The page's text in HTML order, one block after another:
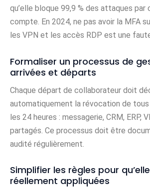
qu’elle bloque 99,9 % des attaques par
compte. En 2024, ne pas avoir la MFA
les VPN et les accès RDP est une
Formaliser un processus de
arrivées et départs
Chaque départ de collaborateur doit
automatiquement la révocation de
les 24 heures : messagerie, CRM,
partagés. Ce processus doit être
audité régulièrement.
Simplifier les règles pour
réellement appliquées